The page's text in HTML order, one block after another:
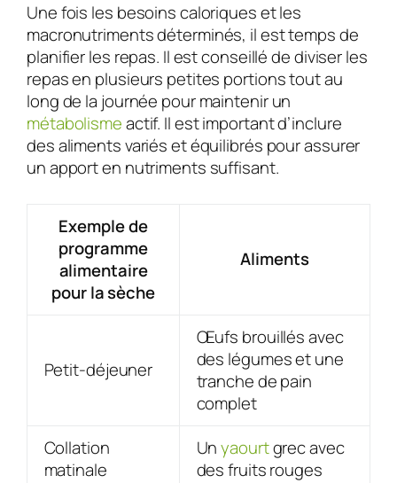
Une fois les besoins caloriques et les
macronutriments déterminés, il est temps de
planifier les repas. Il est conseillé de diviser les
repas en plusieurs petites portions tout au
long de la journée pour maintenir un
métabolismeactif. Il est important d’inclure
des aliments variés et équilibrés pour assurer
un apport en nutriments suffisant.
Exemple de
programme
alimentaire
pour la sèche
Aliments
Petit-déjeuner
Œufs brouillés avec
des légumes et une
tranche de pain
complet
Collation
matinale
Unyaourtgrec avec
des fruits rouges